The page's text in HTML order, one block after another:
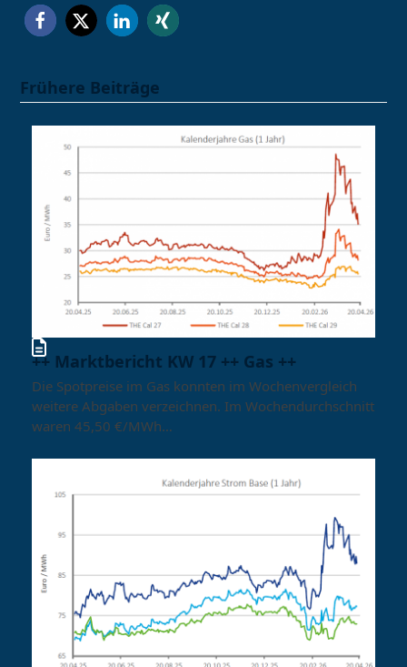
Frühere Beiträge
++ Marktbericht KW 17 ++ Gas ++
Die Spotpreise im Gas konnten im Wochenvergleich
weitere Abgaben verzeichnen. Im Wochendurchschnitt
waren 45,50 €/MWh…